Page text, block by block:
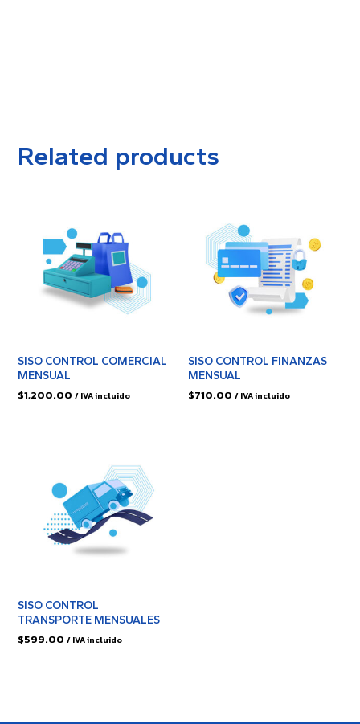
Related products
SISO CONTROL COMERCIAL
MENSUAL
$1,200.00 / IVA incluido
SISO CONTROL FINANZAS
MENSUAL
$710.00 / IVA incluido
SISO CONTROL
TRANSPORTE MENSUALES
$599.00 / IVA incluido